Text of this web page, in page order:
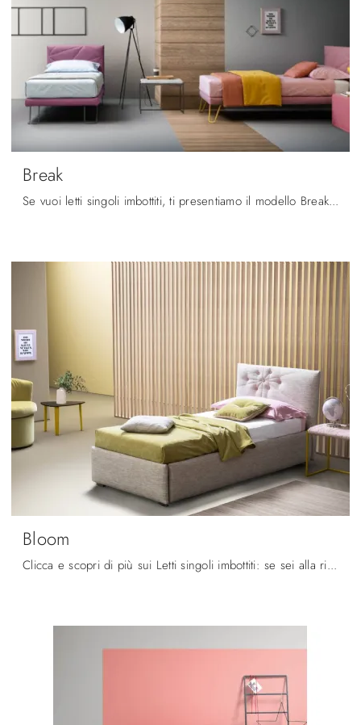
Break
Se vuoi letti singoli imbottiti, ti presentiamo il modello Break in tessuto per arricchire la cameretta.
Bloom
Clicca e scopri di più sui Letti singoli imbottiti: se sei alla ricerca di modelli moderni, il modello Bloom Bside fa al caso tuo.